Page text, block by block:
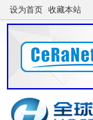
设为首页 收藏本站